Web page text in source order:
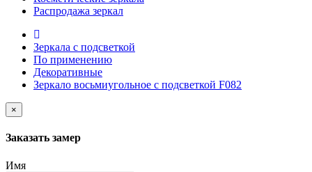
Распродажа зеркал
Зеркала с подсветкой
По применению
Декоративные
Зеркало восьмиугольное с подсветкой F082
×
Заказать замер
Имя